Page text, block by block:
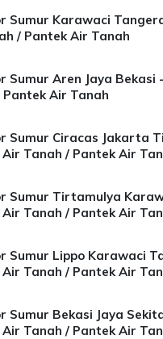
Sumur Karawaci
/ Pantek Air Tanah
Sumur Aren Jaya Bekasi
Pantek Air Tanah
Sumur Ciracas Jakarta
Tanah / Pantek Air
Sumur Tirtamulya
Tanah / Pantek Air
Sumur Lippo Karawaci
Tanah / Pantek Air
Sumur Bekasi Jaya
Tanah / Pantek Air